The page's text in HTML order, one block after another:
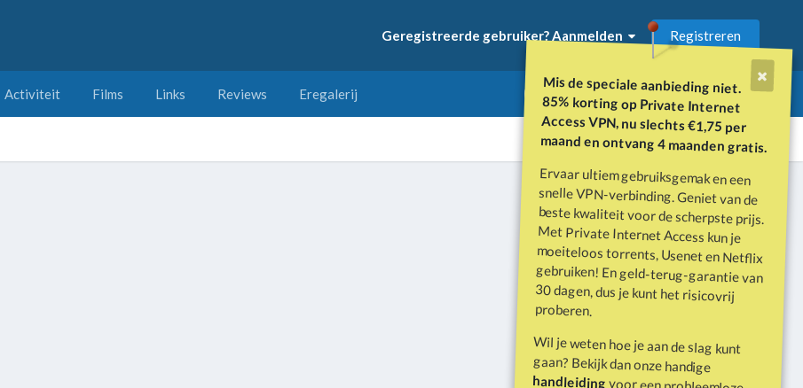
Mis de speciale aanbieding niet.
85% korting op Private Internet
Access VPN, nu slechts €1,75 per
maand en ontvang 4 maanden gratis.
Ervaar ultiem gebruiksgemak en een
snelle VPN-verbinding. Geniet van de
beste kwaliteit voor de scherpste prijs.
Met Private Internet Access kun je
moeiteloos torrents, Usenet en Netflix
gebruiken! En geld-terug-garantie van
30 dagen, dus je kunt het risicovrij
proberen.
Wil je weten hoe je aan de slag kunt
gaan? Bekijk dan onze handige
handleiding
Geregistreerde gebruiker? Aanmelden Registreren
Activiteit Films Links Reviews Eregalerij
Alle activiteit